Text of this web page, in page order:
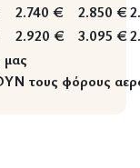
2.740 € 2.850 €
2.920 € 3.095 €
μας
τους φόρους